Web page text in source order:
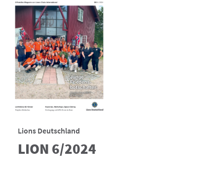
Lions Deutschland
LION 6/2024